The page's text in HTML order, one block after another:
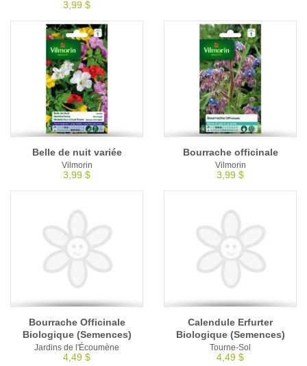
3,99 $
Belle de nuit variée
Vilmorin
3,99 $
Bourrache officinale
Vilmorin
3,99 $
Bourrache Officinale
Biologique (Semences)
Jardins de l'Écoumène
4,49 $
Calendule Erfurter
Biologique (Semences)
Tourne-Sol
4,49 $